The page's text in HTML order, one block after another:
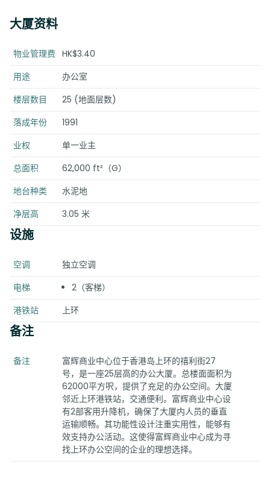
大厦资料
物业管理费 HK$3.40
用途
办公室
楼层数目
25 (地面层数)
落成年份
1991
业权
单一业主
总面积
62,000 ft²（G）
地台种类
水泥地
净层高
3.05 米
设施
空调
独立空调
电梯
2（客梯）
港铁站
上环
备注
备注
富辉商业中心位于香港岛上环的禧利街27
号，是一座25层高的办公大厦。总楼面面积为
62000平方呎，提供了充足的办公空间。大厦
邻近上环港铁站，交通便利。富辉商业中心设
有2部客用升降机，确保了大厦内人员的垂直
运输顺畅。其功能性设计注重实用性，能够有
效支持办公活动。这使得富辉商业中心成为寻
找上环办公空间的企业的理想选择。